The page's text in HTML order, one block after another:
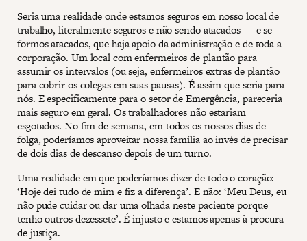
Seria uma realidade onde estamos seguros em nosso local de
trabalho, literalmente seguros e não sendo atacados — e se
formos atacados, que haja apoio da administração e de toda a
corporação. Um local com enfermeiros de plantão para
assumir os intervalos (ou seja, enfermeiros extras de plantão
para cobrir os colegas em suas pausas). É assim que seria para
nós. E especificamente para o setor de Emergência, pareceria
mais seguro em geral. Os trabalhadores não estariam
esgotados. No fim de semana, em todos os nossos dias de
folga, poderíamos aproveitar nossa família ao invés de precisar
de dois dias de descanso depois de um turno.
Uma realidade em que poderíamos dizer de todo o coração:
‘Hoje dei tudo de mim e fiz a diferença’. E não: ‘Meu Deus, eu
não pude cuidar ou dar uma olhada neste paciente porque
tenho outros dezessete’. É injusto e estamos apenas à procura
de justiça.